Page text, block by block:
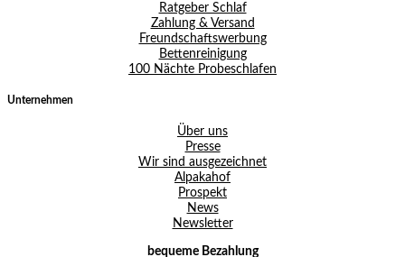
Ratgeber Schlaf
Zahlung & Versand
Freundschaftswerbung
Bettenreinigung
100 Nächte Probeschlafen
Unternehmen
Über uns
Presse
Wir sind ausgezeichnet
Alpakahof
Prospekt
News
Newsletter
bequeme Bezahlung